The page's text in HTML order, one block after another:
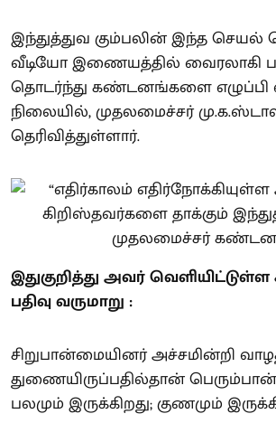
இந்துத்துவ கும்பலின் இந்த
வீடியோ இணையத்தில் வைரலாகி
தொடர்ந்து கண்டனங்களை எழுப்பி
நிலையில், முதலமைச்சர்
தெரிவித்துள்ளார்.
இதுகுறித்து அவர்
பதிவு வருமாறு :
சிறுபான்மையினர் அச்சமின்றி
துணையிருப்பதில்தான்
பலமும் இருக்கிறது; குணமும்